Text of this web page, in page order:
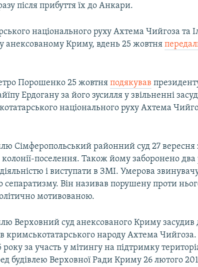
після прибуття їх до Анкари.
національного руху Ахтема Чийгоза та
анексованому Криму, вдень 25 жовтня
Порошенко 25 жовтняподякував
Ердогану за його зусилля у звільненні
національного руху Ахтема
Сімферопольський районний суд 27 вересня
поселення. Також йому заборонено
і виступати в ЗМІ. Умерова
сепаратизму. Він називав порушену проти
мотивованою.
Верховний суд анексованого Криму засудив
кримськотатарського народу Ахтема
року за участь у мітингу на підтримку
будівлею Верховної Ради Криму 26 лютого